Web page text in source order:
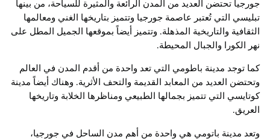
جورجيا تحتضن العديد من المدن الرائعة والمثيرة للسياحة، من بينها
تبليسي التي تُعتبر عاصمة جورجيا وتتميز بتاريخها الغني ومعالمها
الثقافية والتاريخية المذهلة. وتتميز أيضاً بموقعها الجميل المطل على
نهر الكورا والجبال المحيطة.
كما توجد مدينة باطومي التي تعد واحدة من أقدم المدن في العالم
وتحتضن العديد من المعابد القديمة والتحف الأثرية. وهناك أيضاً مدينة
كوتايسي التي تتميز بجمالها الطبيعي ومناظرها الخلابة وتاريخها
العريق.
وتعد مدينة باتومي هي واحدة من أهم مدن الساحل في جورجيا،